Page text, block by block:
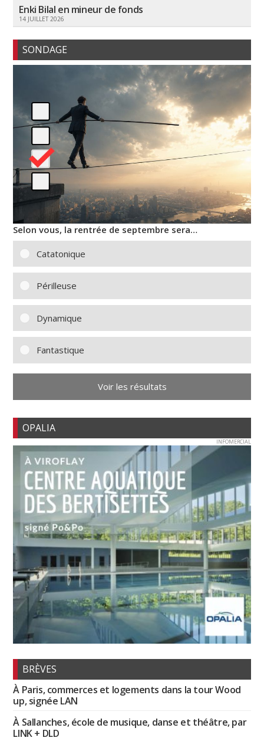
Enki Bilal en mineur de fonds
14 JUILLET 2026
SONDAGE
Selon vous, la rentrée de septembre sera…
Catatonique
Périlleuse
Dynamique
Fantastique
Voir les résultats
OPALIA
INFOMERCIAL
BRÈVES
À Paris, commerces et logements dans la tour Wood
up, signée LAN
À Sallanches, école de musique, danse et théâtre, par
LINK + DLD